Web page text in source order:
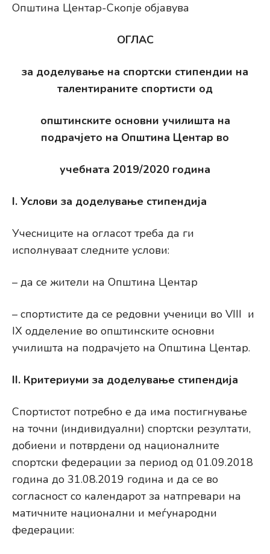
Општина Центар-Скопје објавува
ОГЛАС
за доделување на спортски стипендии на
талентираните спортисти од
општинските основни училишта на
подрачјето на Општина Центар во
учебната 2019/2020 година
I. Услови за доделување стипендија
Учесниците на огласот треба да ги
исполнуваат следните услови:
– да се жители на Општина Центар
– спортистите да се редовни ученици во VIII и
IX одделение во општинските основни
училишта на подрачјето на Општина Центар.
II. Критериуми за доделување стипендија
Спортистот потребно е да има постигнување
на точни (индивидуални) спортски резултати,
добиени и потврдени од националните
спортски федерации за период од 01.09.2018
година до 31.08.2019 година и да се во
согласност со календарот за натпревари на
матичните национални и меѓународни
федерации: